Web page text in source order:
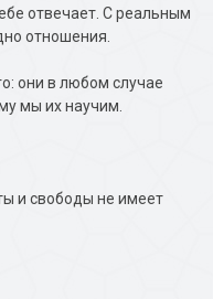
отвечает. С реальным
отношения.
они в любом случае
мы их научим.
и свободы не имеет